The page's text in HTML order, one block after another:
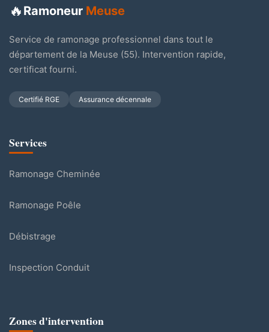
🔥 Ramoneur Meuse
Service de ramonage professionnel dans tout le
département de la Meuse (55). Intervention rapide,
certificat fourni.
Certifié RGE Assurance décennale
Services
Ramonage Cheminée
Ramonage Poêle
Débistrage
Inspection Conduit
Zones d'intervention